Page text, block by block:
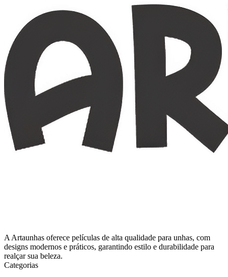
A Artaunhas oferece películas de alta qualidade para unhas, com
designs modernos e práticos, garantindo estilo e durabilidade para
realçar sua beleza.
Categorias